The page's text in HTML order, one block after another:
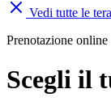
Vedi tutte le
Prenotazione online
Scegli il